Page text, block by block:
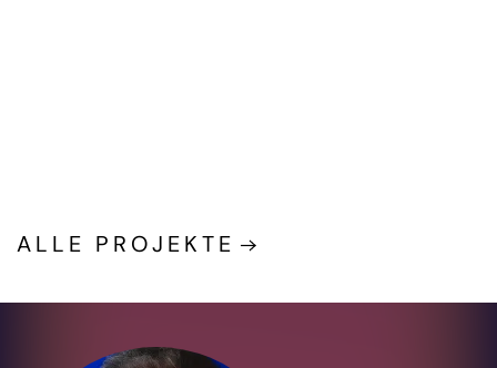
ALLE PROJEKTE